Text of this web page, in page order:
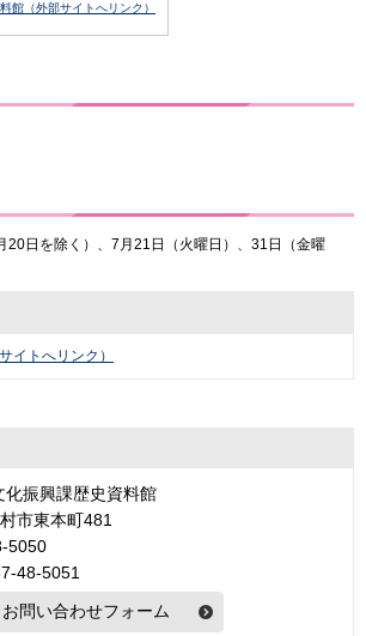
館（外部サイトへリンク）
20日を除く）、7月21日（火曜日）、31日（金曜
イトへリンク）
振興課歴史資料館
市東本町481
5050
48-5051